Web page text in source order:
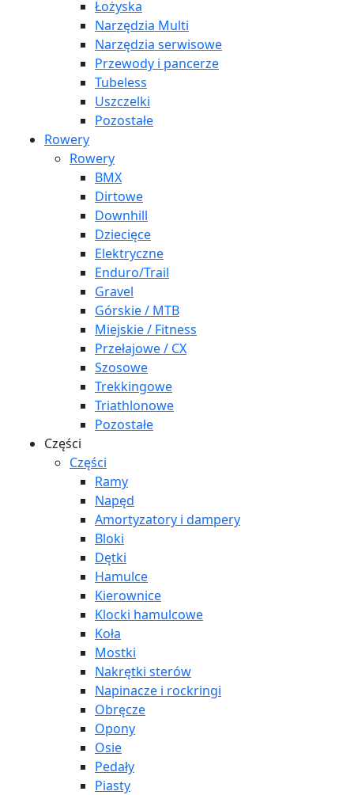
Łożyska
Narzędzia Multi
Narzędzia serwisowe
Przewody i pancerze
Tubeless
Uszczelki
Pozostałe
Rowery
Rowery
BMX
Dirtowe
Downhill
Dziecięce
Elektryczne
Enduro/Trail
Gravel
Górskie / MTB
Miejskie / Fitness
Przełajowe / CX
Szosowe
Trekkingowe
Triathlonowe
Pozostałe
Części
Części
Ramy
Napęd
Amortyzatory i dampery
Bloki
Dętki
Hamulce
Kierownice
Klocki hamulcowe
Koła
Mostki
Nakrętki sterów
Napinacze i rockringi
Obręcze
Opony
Osie
Pedały
Piasty